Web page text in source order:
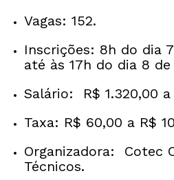
Vagas: 152.
Inscrições: 8h do dia
até às 17h do dia 8
Salário: R$ 1.320,00 a
Taxa: R$ 60,00 a R$
Organizadora: Cotec
Técnicos.